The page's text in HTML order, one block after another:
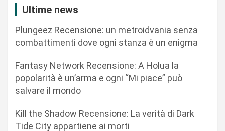
Ultime news
Plungeez Recensione: un metroidvania senza
combattimenti dove ogni stanza è un enigma
Fantasy Network Recensione: A Holua la
popolarità è un’arma e ogni “Mi piace” può
salvare il mondo
Kill the Shadow Recensione: La verità di Dark
Tide City appartiene ai morti